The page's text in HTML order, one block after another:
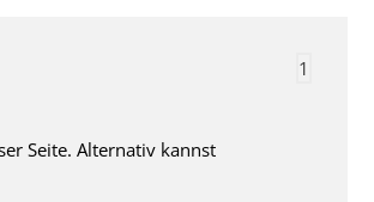
Seite. Alternativ kannst
1